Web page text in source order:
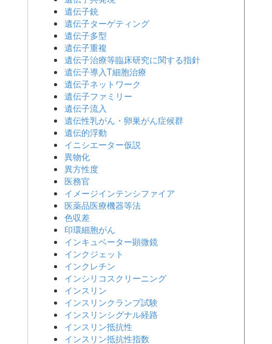
遺伝子銃
遺伝子ターゲティング
遺伝子多型
遺伝子重複
遺伝子治療等臨床研究に関する指針
遺伝子導入T細胞治療
遺伝子ネットワーク
遺伝子ファミリー
遺伝子流入
遺伝性乳がん・卵巣がん症候群
遺伝的浮動
イニシエーター仮説
異物化
異方性度
医務官
イメージインテンシファイア
医薬品医療機器等法
色収差
印環細胞がん
インキュベーター顕微鏡
インクジェット
インクレチン
インシリコスクリーニング
インスリン
インスリンクランプ試験
インスリンシグナル経路
インスリン抵抗性
インスリン抵抗性指数